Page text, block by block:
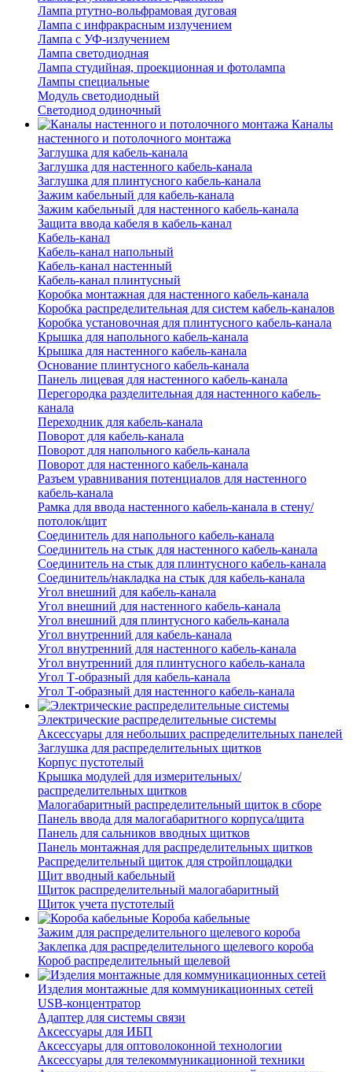
Лампа ртутно-вольфрамовая дуговая
Лампа с инфракрасным излучением
Лампа с УФ-излучением
Лампа светодиодная
Лампа студийная, проекционная и фотолампа
Лампы специальные
Модуль светодиодный
Светодиод одиночный
Каналы
настенного и потолочного монтажа
Заглушка для кабель-канала
Заглушка для настенного кабель-канала
Заглушка для плинтусного кабель-канала
Зажим кабельный для кабель-канала
Зажим кабельный для настенного кабель-канала
Защита ввода кабеля в кабель-канал
Кабель-канал
Кабель-канал напольный
Кабель-канал настенный
Кабель-канал плинтусный
Коробка монтажная для настенного кабель-канала
Коробка распределительная для систем кабель-каналов
Коробка установочная для плинтусного кабель-канала
Крышка для напольного кабель-канала
Крышка для настенного кабель-канала
Основание плинтусного кабель-канала
Панель лицевая для настенного кабель-канала
Перегородка разделительная для настенного кабель-
канала
Переходник для кабель-канала
Поворот для кабель-канала
Поворот для напольного кабель-канала
Поворот для настенного кабель-канала
Разъем уравнивания потенциалов для настенного
кабель-канала
Рамка для ввода настенного кабель-канала в стену/
потолок/щит
Соединитель для напольного кабель-канала
Соединитель на стык для настенного кабель-канала
Соединитель на стык для плинтусного кабель-канала
Соединитель/накладка на стык для кабель-канала
Угол внешний для кабель-канала
Угол внешний для настенного кабель-канала
Угол внешний для плинтусного кабель-канала
Угол внутренний для кабель-канала
Угол внутренний для настенного кабель-канала
Угол внутренний для плинтусного кабель-канала
Угол Т-образный для кабель-канала
Угол Т-образный для настенного кабель-канала
Электрические распределительные системы
Аксессуары для небольших распределительных панелей
Заглушка для распределительных щитков
Корпус пустотелый
Крышка модулей для измерительных/
распределительных щитков
Малогабаритный распределительный щиток в сборе
Панель ввода для малогабаритного корпуса/щита
Панель для сальников вводных щитков
Панель монтажная для распределительных щитков
Распределительный щиток для стройплощадки
Щит вводный кабельный
Щиток распределительный малогабаритный
Щиток учета пустотелый
Короба кабельные
Зажим для распределительного щелевого короба
Заклепка для распределительного щелевого короба
Короб распределительный щелевой
Изделия монтажные для коммуникационных сетей
USB-концентратор
Адаптер для системы связи
Аксессуары для ИБП
Аксессуары для оптоволоконной технологии
Аксессуары для телекоммуникационной техники